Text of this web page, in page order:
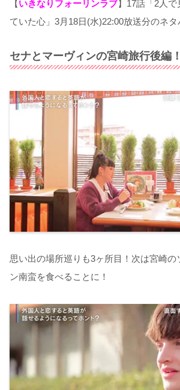
【いきなりフォーリンラブ】17話「2人で
ていた心」3月18日(水)22:00放送分のネタ
セナとマーヴィンの宮崎旅行後編！
思い出の場所巡りも3ヶ所目！次は宮崎の
ン南蛮を食べることに！